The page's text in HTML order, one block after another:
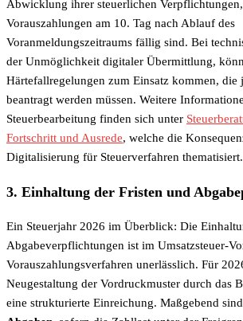
Abwicklung ihrer steuerlichen
Vorauszahlungen am 10. Tag nach Ablauf des
Voranmeldungszeitraums fällig sind. Bei
der Unmöglichkeit digitaler Übermittlung,
Härtefallregelungen zum Einsatz kommen, die
beantragt werden müssen. Weitere
Steuerbearbeitung finden sich unter
Fortschritt und Ausrede, welche die
Digitalisierung für Steuerverfahren thematisiert.
3. Einhaltung der Fristen und
Ein Steuerjahr 2026 im Überblick: Die
Abgabeverpflichtungen ist im Umsatzsteuer-
Vorauszahlungsverfahren unerlässlich. Für
Neugestaltung der Vordruckmuster durch das
eine strukturierte Einreichung. Maßgebend